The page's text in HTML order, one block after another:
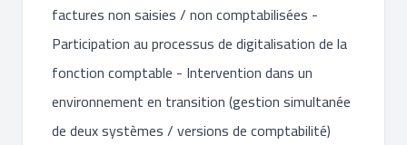
factures non saisies / non comptabilisées -
Participation au processus de digitalisation de la
fonction comptable - Intervention dans un
environnement en transition (gestion simultanée
de deux systèmes / versions de comptabilité)